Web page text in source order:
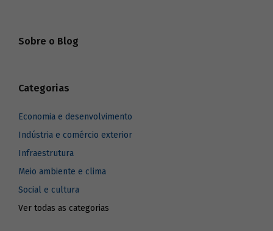
Sobre o Blog
Categorias
Economia e desenvolvimento
Indústria e comércio exterior
Infraestrutura
Meio ambiente e clima
Social e cultura
Ver todas as categorias